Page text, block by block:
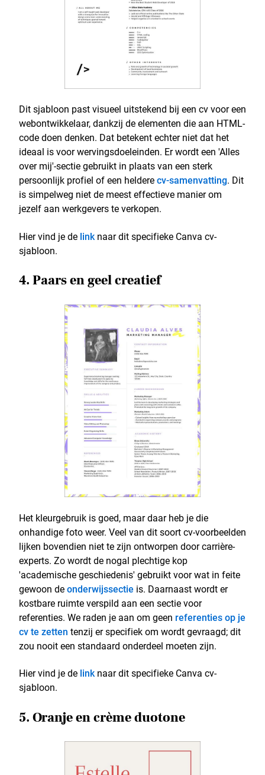
Dit sjabloon past visueel uitstekend bij een cv voor een
webontwikkelaar, dankzij de elementen die aan HTML-
code doen denken. Dat betekent echter niet dat het
ideaal is voor wervingsdoeleinden. Er wordt een 'Alles
over mij'-sectie gebruikt in plaats van een sterk
persoonlijk profiel of een helderecv-samenvatting. Dit
is simpelweg niet de meest effectieve manier om
jezelf aan werkgevers te verkopen.
Hier vind je de linknaar dit specifieke Canva cv-
sjabloon.
4. Paars en geel creatief
Het kleurgebruik is goed, maar daar heb je die
onhandige foto weer. Veel van dit soort cv-voorbeelden
lijken bovendien niet te zijn ontworpen door carrière-
experts. Zo wordt de nogal plechtige kop
'academische geschiedenis' gebruikt voor wat in feite
gewoon deonderwijssectie is. Daarnaast wordt er
kostbare ruimte verspild aan een sectie voor
referenties. We raden je aan om geen referenties op je
cv te zetten tenzij er specifiek om wordt gevraagd; dit
zou nooit een standaard onderdeel moeten zijn.
Hier vind je de linknaar dit specifieke Canva cv-
sjabloon.
5. Oranje en crème duotone